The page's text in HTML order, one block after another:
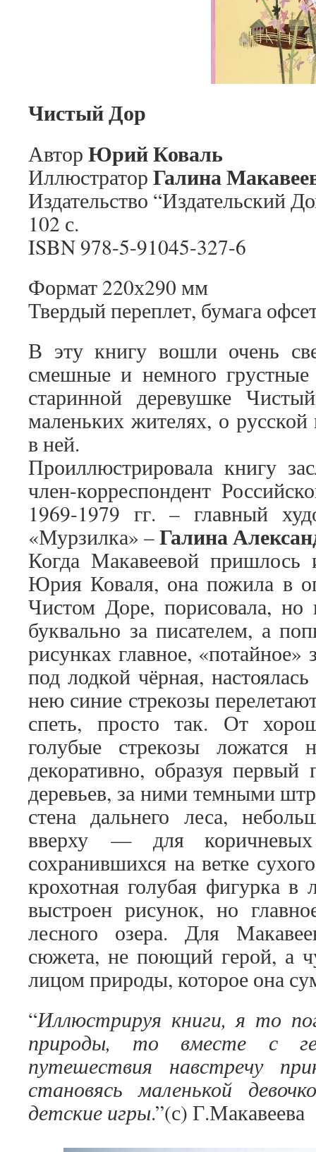
Чистый Дор
Автор Юрий Коваль
Иллюстратор Галина
Издательство “Издательский
102 с.
ISBN 978-5-91045-327-6
Формат 220х290 мм
Твердый переплет, бумага
В эту книгу вошли очень
смешные и немного
старинной деревушке
маленьких жителях, о
в ней.
Проиллюстрировала книгу
член-корреспондент
1969-1979 гг. – главный
«Мурзилка» –Галина
Когда Макавеевой пришлось
Юрия Коваля, она пожила в
Чистом Доре, порисовала, но
буквально за писателем, а
рисунках главное, «потайное»
под лодкой чёрная,
нею синие стрекозы
спеть, просто так. От
голубые стрекозы
декоративно, образуя
деревьев, за ними темными
стена дальнего леса,
вверху — для коричневых
сохранившихся на ветке
крохотная голубая фигурка
выстроен рисунок, но
лесного озера. Для
сюжета, не поющий герой, а
лицом природы, которое она
“Иллюстрируя книги, я то
природы, то вместе с
путешествия навстречу
становясь маленькой
детские игры.”(с) Г.Макавеева